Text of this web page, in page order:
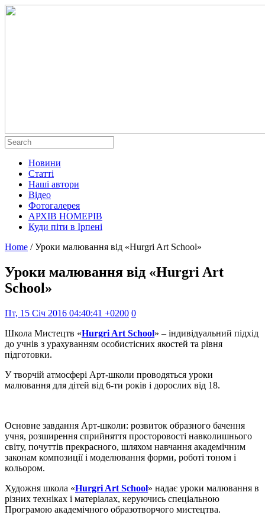
Новини
Статті
Наші автори
Відео
Фотогалерея
АРХІВ НОМЕРІВ
Куди піти в Ірпені
Home / Уроки малювання від «Hurgri Art School»
Уроки малювання від «Hurgri Art
School»
Пт, 15 Січ 2016 04:40:41 +0200 0
Школа Мистецтв «Hurgri Art School» – індивідуальний підхід
до учнів з урахуванням особистісних якостей та рівня
підготовки.
У творчій атмосфері Арт-школи проводяться уроки
малювання для дітей від 6-ти років і дорослих від 18.
Основне завдання Арт-школи: розвиток образного бачення
учня, розширення сприйняття просторовості навколишнього
світу, почуттів прекрасного, шляхом навчання академічним
законам композиції і моделювання форми, роботі тоном і
кольором.
Художня школа «Hurgri Art School» надає уроки малювання в
різних техніках і матеріалах, керуючись спеціальною
Програмою академічного образотворчого мистецтва.